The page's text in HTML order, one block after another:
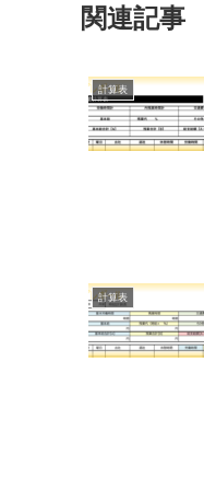
関連記事
計算表
計算表